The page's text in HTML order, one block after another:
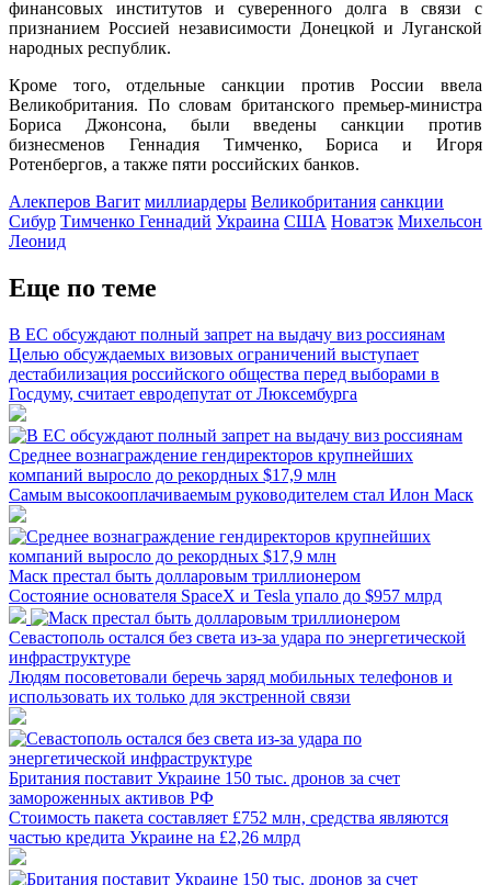
финансовых институтов и суверенного долга в связи с
признанием Россией независимости Донецкой и Луганской
народных республик.
Кроме того, отдельные санкции против России ввела
Великобритания. По словам британского премьер-министра
Бориса Джонсона, были введены санкции против
бизнесменов Геннадия Тимченко, Бориса и Игоря
Ротенбергов, а также пяти российских банков.
Алекперов Вагит миллиардеры Великобритания санкции
Сибур Тимченко Геннадий Украина США Новатэк Михельсон
Леонид
Еще по теме
В ЕС обсуждают полный запрет на выдачу виз россиянам
Целью обсуждаемых визовых ограничений выступает
дестабилизация российского общества перед выборами в
Госдуму, считает евродепутат от Люксембурга
Среднее вознаграждение гендиректоров крупнейших
компаний выросло до рекордных $17,9 млн
Самым высокооплачиваемым руководителем стал Илон Маск
Маск престал быть долларовым триллионером
Состояние основателя SpaceX и Tesla упало до $957 млрд
Севастополь остался без света из-за удара по энергетической
инфраструктуре
Людям посоветовали беречь заряд мобильных телефонов и
использовать их только для экстренной связи
Британия поставит Украине 150 тыс. дронов за счет
замороженных активов РФ
Стоимость пакета составляет £752 млн, средства являются
частью кредита Украине на £2,26 млрд